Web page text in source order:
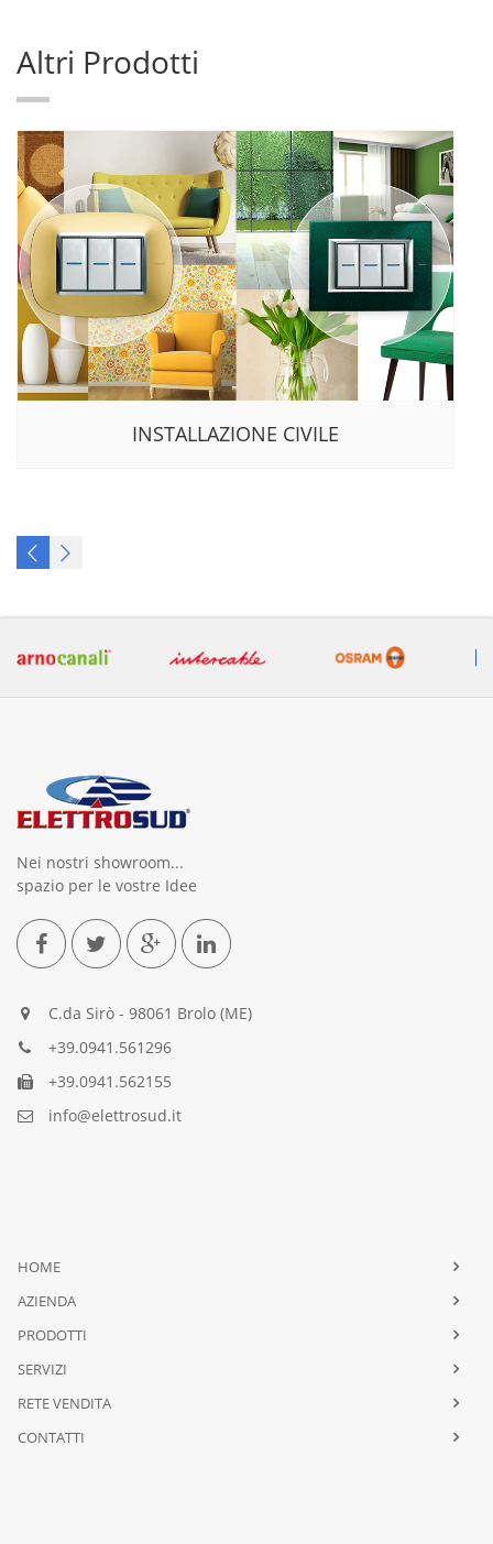
Altri Prodotti
INSTALLAZIONE CIVILE
Nei nostri showroom...
spazio per le vostre Idee
C.da Sirò - 98061 Brolo (ME)
+39.0941.561296
+39.0941.562155
info@elettrosud.it
HOME
AZIENDA
PRODOTTI
SERVIZI
RETE VENDITA
CONTATTI